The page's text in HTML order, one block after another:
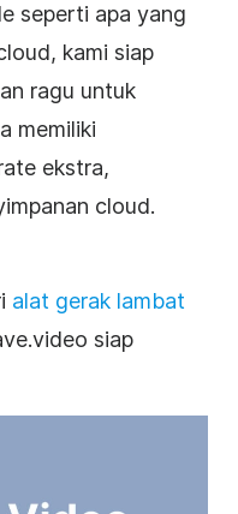
seperti apa yang
, kami siap
ragu untuk
memiliki
ekstra,
cloud.
alat gerak lambat
siap